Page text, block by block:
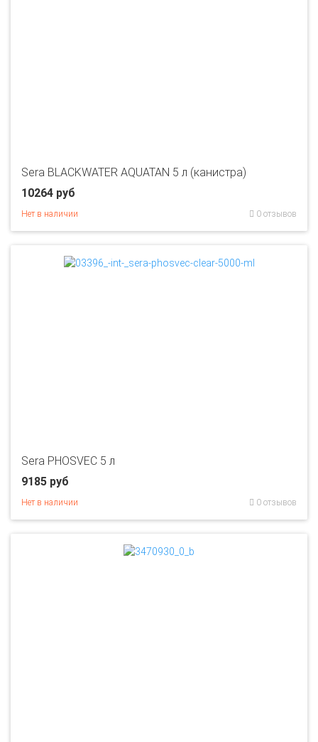
Sera BLACKWATER AQUATAN 5 л (канистра)
10264 руб
Нет в наличии 0 отзывов
Sera PHOSVEC 5 л
9185 руб
Нет в наличии 0 отзывов